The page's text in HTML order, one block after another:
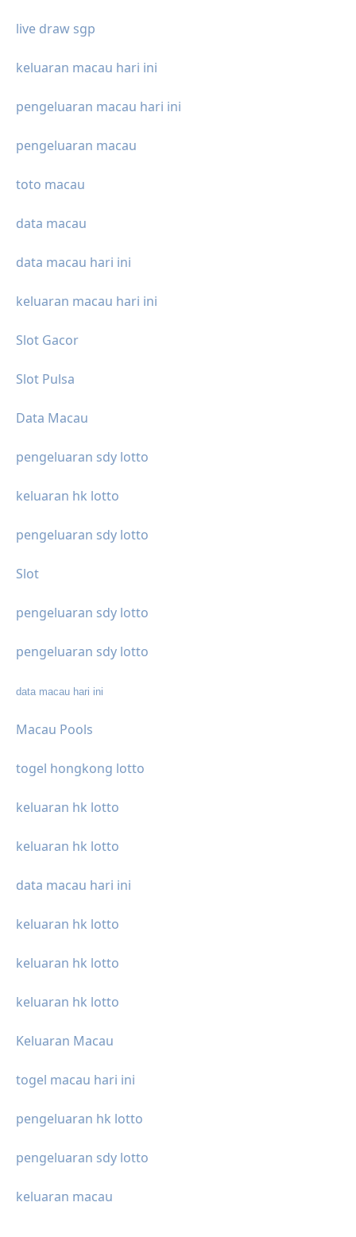
live draw sgp
keluaran macau hari ini
pengeluaran macau hari ini
pengeluaran macau
toto macau
data macau
data macau hari ini
keluaran macau hari ini
Slot Gacor
Slot Pulsa
Data Macau
pengeluaran sdy lotto
keluaran hk lotto
pengeluaran sdy lotto
Slot
pengeluaran sdy lotto
pengeluaran sdy lotto
data macau hari ini
Macau Pools
togel hongkong lotto
keluaran hk lotto
keluaran hk lotto
data macau hari ini
keluaran hk lotto
keluaran hk lotto
keluaran hk lotto
Keluaran Macau
togel macau hari ini
pengeluaran hk lotto
pengeluaran sdy lotto
keluaran macau